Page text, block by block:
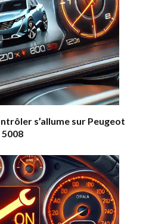
s’allume sur Peugeot
5008